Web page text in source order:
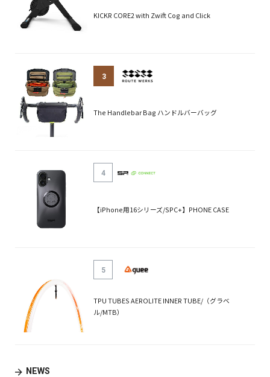
KICKR CORE2 with Zwift Cog and Click
3
The Handlebar Bag ハンドルバーバッグ
4
【iPhone用16シリーズ/SPC+】PHONE CASE
5
TPU TUBES AEROLITE INNER TUBE/（グラベ
ル/MTB）
NEWS